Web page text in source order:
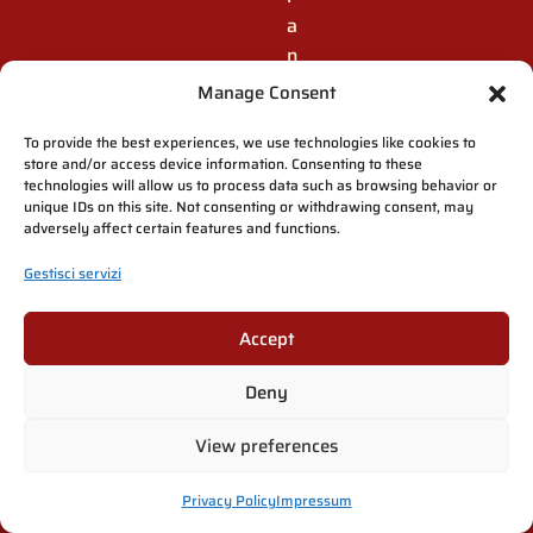
Manage Consent
To provide the best experiences, we use technologies like cookies to
store and/or access device information. Consenting to these
technologies will allow us to process data such as browsing behavior or
unique IDs on this site. Not consenting or withdrawing consent, may
adversely affect certain features and functions.
Gestisci servizi
Accept
Deny
View preferences
Privacy PolicyImpressum
a
n
a
u
r
a
e
r
a
i
i